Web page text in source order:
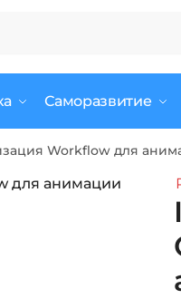
Саморазвитие
Workflow для